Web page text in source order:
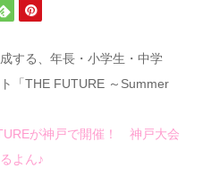
する、年長・小学生・中学
「THE FUTURE ～Summer
が神戸で開催！ 神戸大会
よん♪